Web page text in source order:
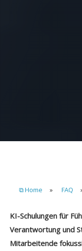
⧉ Home » FAQ
KI-Schulungen für
Verantwortung und
Mitarbeitende